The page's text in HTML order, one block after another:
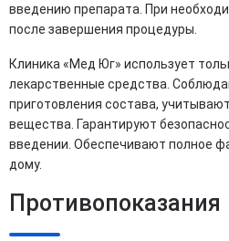
введению препарата. При
после завершения процедуры.
Клиника «Мед Юг» использует
лекарственные средства.
приготовления состава,
вещества. Гарантируют
введении. Обеспечивают полное
дому.
Противопоказания